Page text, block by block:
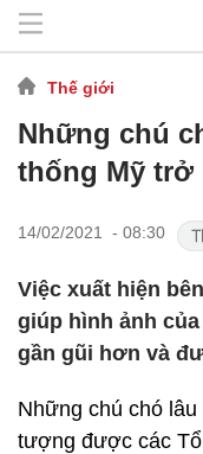
Thế giới
Những chú
thống Mỹ trở
14/02/2021 - 08:30
Việc xuất hiện
giúp hình ảnh
gần gũi hơn và
Những chú chó
tượng được các